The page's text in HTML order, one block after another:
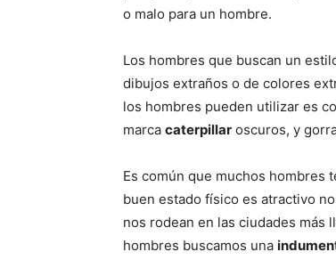
o malo para un hombre.
Los hombres que buscan un
dibujos extraños o de colores
los hombres pueden utilizar es
marca caterpillar oscuros, y
Es común que muchos hombres
buen estado físico es atractivo
nos rodean en las ciudades más
hombres buscamos una